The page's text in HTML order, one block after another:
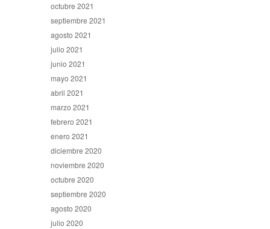
octubre 2021
septiembre 2021
agosto 2021
julio 2021
junio 2021
mayo 2021
abril 2021
marzo 2021
febrero 2021
enero 2021
diciembre 2020
noviembre 2020
octubre 2020
septiembre 2020
agosto 2020
julio 2020